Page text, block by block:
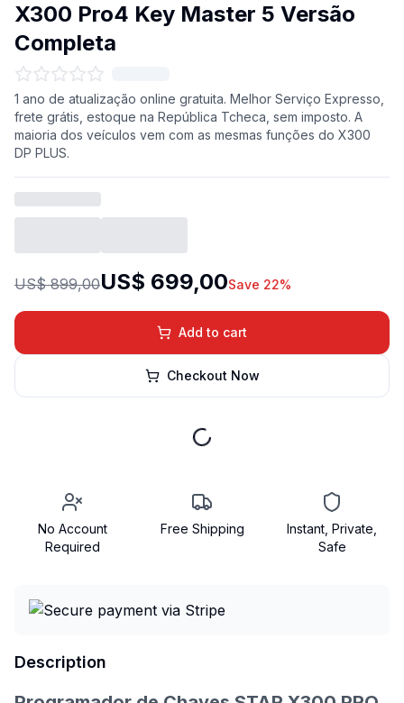
X300 Pro4 Key Master 5 Versão
Completa
1 ano de atualização online gratuita. Melhor Serviço Expresso,
frete grátis, estoque na República Tcheca, sem imposto. A
maioria dos veículos vem com as mesmas funções do X300
DP PLUS.
US$ 899,00US$ 699,00Save 22%
Add to cart
Checkout Now
No Account
Required
Free Shipping
Instant, Private,
Safe
Description